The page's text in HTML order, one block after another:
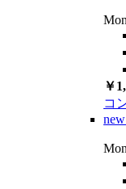
￥
コ
new